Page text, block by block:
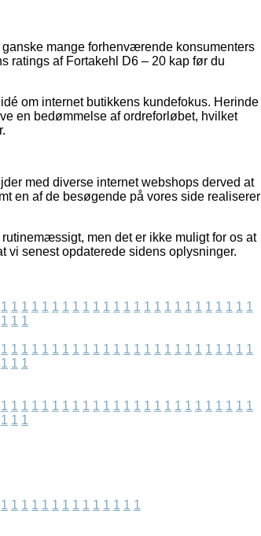
mange forhenværende konsumenters
ratings af Fortakehl D6 – 20 kap før du
om internet butikkens kundefokus. Herinde
en bedømmelse af ordreforløbet, hvilket
med diverse internet webshops derved at
en af de besøgende på vores side realiserer
men det er ikke muligt for os at
vi senest opdaterede sidens oplysninger.
1 1 1 1 1 1 1 1 1 1 1 1 1 1 1 1 1 1 1 1 1 1 1 1 1
1 1 1
1 1 1 1 1 1 1 1 1 1 1 1 1 1 1 1 1 1 1 1 1 1 1 1 1
1 1 1
1 1 1 1 1 1 1 1 1 1 1 1 1 1 1 1 1 1 1 1 1 1 1 1 1
1 1 1
1 1 1 1 1 1 1 1 1 1 1 1 1 1